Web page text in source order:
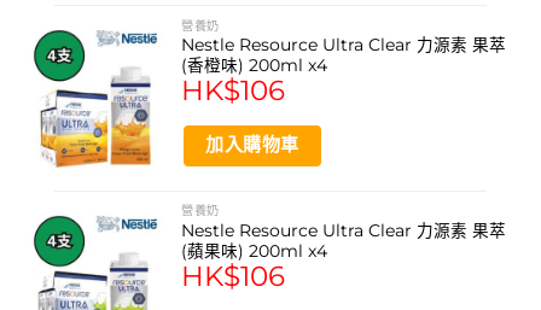
用量應根據個人營養需求而定，建議遵循醫生或營養師的專
業指導來決定合適的飲用頻率與數量。
營養奶
Nestle Resource Ultra Clear 力源素 果萃
(香橙味) 200ml x4
HK$106
加入購物車
營養奶
Nestle Resource Ultra Clear 力源素 果萃
(蘋果味) 200ml x4
HK$106